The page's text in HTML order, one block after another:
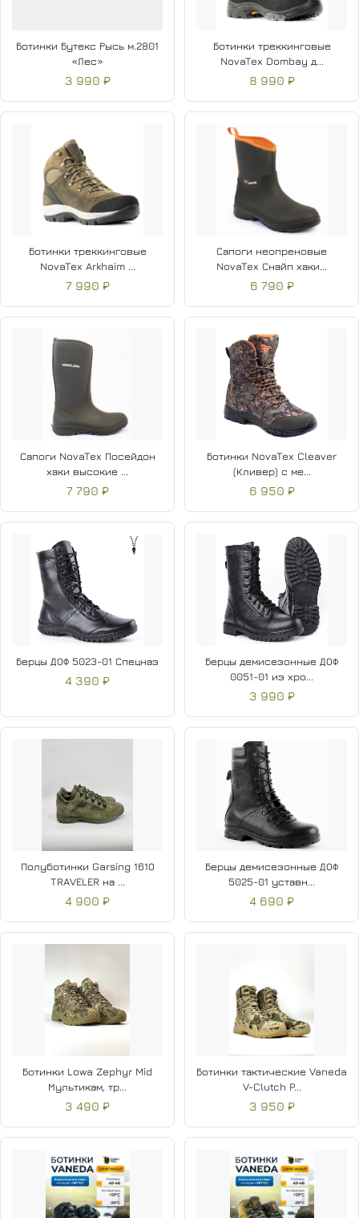
Ботинки Бутекс Рысь м.2801
«Лес»
3 990 ₽
Ботинки треккинговые
NovaTex Dombay д...
8 990 ₽
Ботинки треккинговые
NovaTex Arkhaim ...
7 990 ₽
Сапоги неопреновые
NovaTex Снайп хаки...
6 790 ₽
Сапоги NovaTex Посейдон
хаки высокие ...
7 790 ₽
Ботинки NovaTex Cleaver
(Кливер) с ме...
6 950 ₽
Берцы ДОФ 5023-01 Спецназ
4 390 ₽
Берцы демисезонные ДОФ
0051-01 из хро...
3 990 ₽
Полуботинки Garsing 161О
TRAVELER на ...
4 900 ₽
Берцы демисезонные ДОФ
5025-01 уставн...
4 690 ₽
Ботинки Lowa Zephyr Mid
Мультикам, тр...
3 490 ₽
Ботинки тактические Vaneda
V-Clutch P...
3 950 ₽